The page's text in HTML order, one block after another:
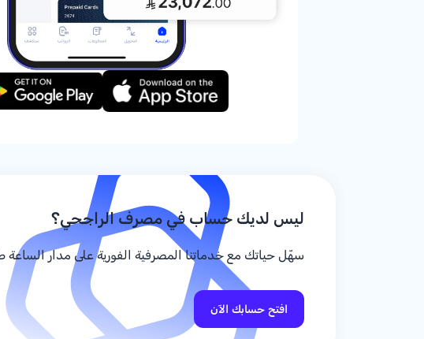
ليس لديك حساب في مصرف الراجحي؟
سهّل حياتك مع خدماتنا المصرفية الفورية على مدار الساعة
افتح حسابك الآن